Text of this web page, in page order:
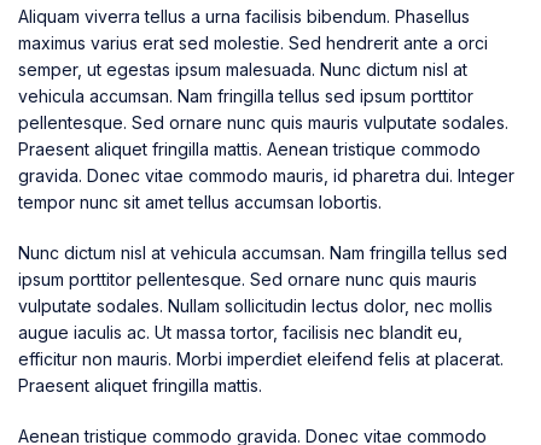
Aliquam viverra tellus a urna facilisis bibendum. Phasellus
maximus varius erat sed molestie. Sed hendrerit ante a orci
semper, ut egestas ipsum malesuada. Nunc dictum nisl at
vehicula accumsan. Nam fringilla tellus sed ipsum porttitor
pellentesque. Sed ornare nunc quis mauris vulputate sodales.
Praesent aliquet fringilla mattis. Aenean tristique commodo
gravida. Donec vitae commodo mauris, id pharetra dui. Integer
tempor nunc sit amet tellus accumsan lobortis.
Nunc dictum nisl at vehicula accumsan. Nam fringilla tellus sed
ipsum porttitor pellentesque. Sed ornare nunc quis mauris
vulputate sodales. Nullam sollicitudin lectus dolor, nec mollis
augue iaculis ac. Ut massa tortor, facilisis nec blandit eu,
efficitur non mauris. Morbi imperdiet eleifend felis at placerat.
Praesent aliquet fringilla mattis.
Aenean tristique commodo gravida. Donec vitae commodo